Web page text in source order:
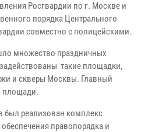
Росгвардии по г. Москве и
порядка Центрального
совместно с полицейскими.
множество праздничных
такие площадки,
и скверы Москвы. Главный
площади.
был реализован комплекс
правопорядка и